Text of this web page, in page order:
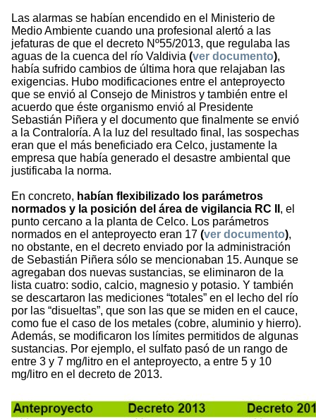
Las alarmas se habían encendido en el Ministerio de
Medio Ambiente cuando una profesional alertó a las
jefaturas de que el decreto Nº55/2013, que regulaba las
aguas de la cuenca del río Valdivia (ver documento),
había sufrido cambios de última hora que relajaban las
exigencias. Hubo modificaciones entre el anteproyecto
que se envió al Consejo de Ministros y también entre el
acuerdo que éste organismo envió al Presidente
Sebastián Piñera y el documento que finalmente se envió
a la Contraloría. A la luz del resultado final, las sospechas
eran que el más beneficiado era Celco, justamente la
empresa que había generado el desastre ambiental que
justificaba la norma.
En concreto, habían flexibilizado los parámetros
normados y la posición del área de vigilancia RC II , el
punto cercano a la planta de Celco. Los parámetros
normados en el anteproyecto eran 17 (ver documento),
no obstante, en el decreto enviado por la administración
de Sebastián Piñera sólo se mencionaban 15. Aunque se
agregaban dos nuevas sustancias, se eliminaron de la
lista cuatro: sodio, calcio, magnesio y potasio. Y también
se descartaron las mediciones “totales” en el lecho del río
por las “disueltas”, que son las que se miden en el cauce,
como fue el caso de los metales (cobre, aluminio y hierro).
Además, se modificaron los límites permitidos de algunas
sustancias. Por ejemplo, el sulfato pasó de un rango de
entre 3 y 7 mg/litro en el anteproyecto, a entre 5 y 10
mg/litro en el decreto de 2013.